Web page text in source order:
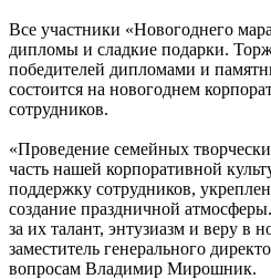
Все участники «Новогоднего
дипломы и сладкие подарки.
победителей дипломами и
состоится на новогоднем
сотрудников.
«Проведение семейных
часть нашей корпоративной
поддержку сотрудников,
создание праздничной
за их талант, энтузиазм и веру в
заместитель генерального
вопросам Владимир Мирошник.